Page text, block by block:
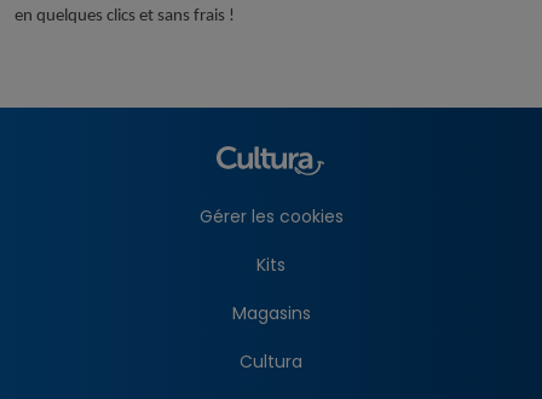
en quelques clics et sans frais !
Gérer les cookies
Kits
Magasins
Cultura